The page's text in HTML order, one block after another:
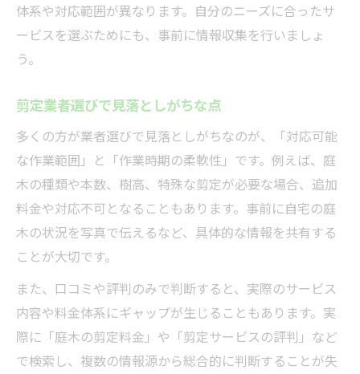
体系や対応範囲が異なります。自分のニーズに合ったサ
ービスを選ぶためにも、事前に情報収集を行いましょ
う。
剪定業者選びで見落としがちな点
多くの方が業者選びで見落としがちなのが、「対応可能
な作業範囲」と「作業時期の柔軟性」です。例えば、庭
木の種類や本数、樹高、特殊な剪定が必要な場合、追加
料金や対応不可となることもあります。事前に自宅の庭
木の状況を写真で伝えるなど、具体的な情報を共有する
ことが大切です。
また、口コミや評判のみで判断すると、実際のサービス
内容や料金体系にギャップが生じることもあります。実
際に「庭木の剪定料金」や「剪定サービスの評判」など
で検索し、複数の情報源から総合的に判断することが失